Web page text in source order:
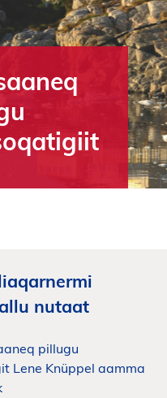
nutaat
pillugu
Lene Knüppel aamma